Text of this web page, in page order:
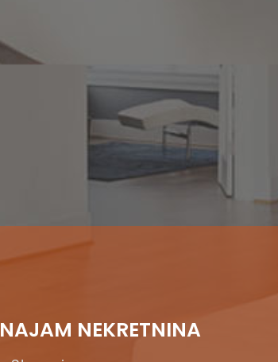
NAJAM NEKRETNINA